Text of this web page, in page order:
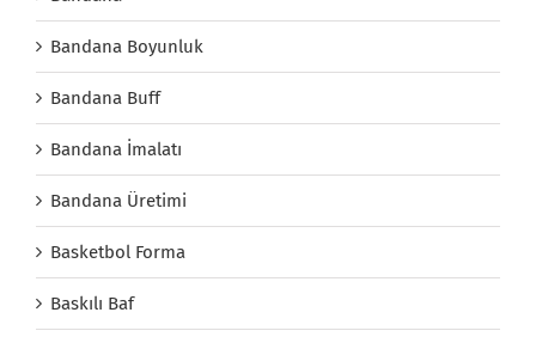
Bandana Boyunluk
Bandana Buff
Bandana İmalatı
Bandana Üretimi
Basketbol Forma
Baskılı Baf